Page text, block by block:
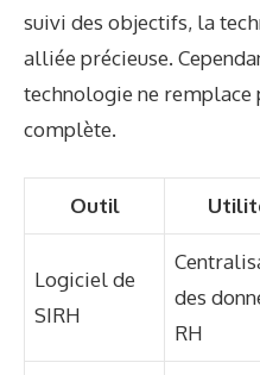
suivi des objectifs, la
alliée précieuse.
technologie ne remplace
complète.
Outil
Logiciel de
SIRH
des
RH